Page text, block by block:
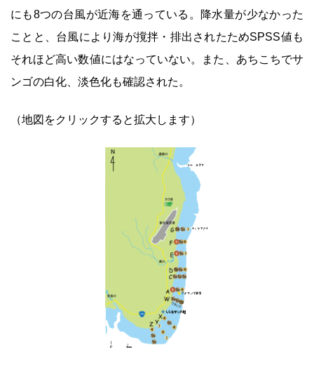
にも8つの台風が近海を通っている。降水量が少なかった
ことと、台風により海が撹拌・排出されたためSPSS値も
それほど高い数値にはなっていない。また、あちこちでサ
ンゴの白化、淡色化も確認された。
（地図をクリックすると拡大します）